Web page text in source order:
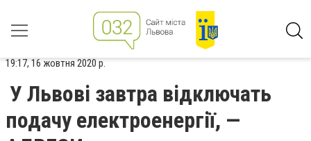
19:17, 16 жовтня 2020 р.
У Львові завтра відключать
подачу електроенергії, —